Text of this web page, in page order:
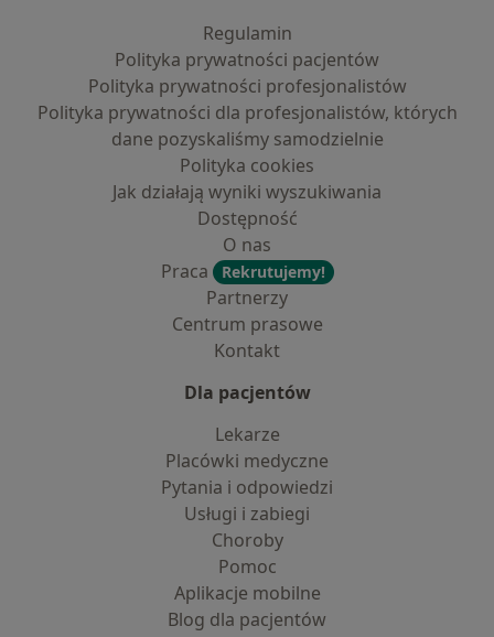
Regulamin
Polityka prywatności pacjentów
Polityka prywatności profesjonalistów
Polityka prywatności dla profesjonalistów, których
dane pozyskaliśmy samodzielnie
Polityka cookies
Jak działają wyniki wyszukiwania
Dostępność
O nas
Praca
Rekrutujemy!
Partnerzy
Centrum prasowe
Kontakt
Dla pacjentów
Lekarze
Placówki medyczne
Pytania i odpowiedzi
Usługi i zabiegi
Choroby
Pomoc
Aplikacje mobilne
Blog dla pacjentów